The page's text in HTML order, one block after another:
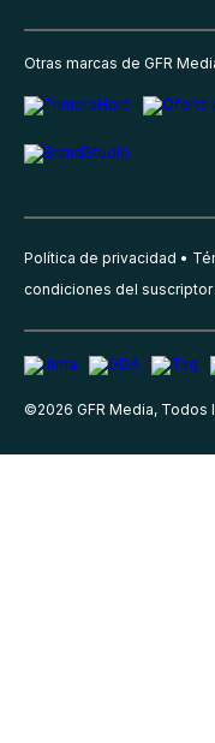
Otras marcas de GFR
Política de privacidad
condiciones del suscriptor
©2026 GFR Media,